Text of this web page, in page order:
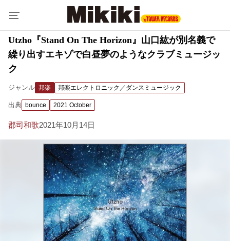
Utzho『Stand On The Horizon』山口紘が別名義で
繰り出すエキゾで白昼夢のようなクラブミュージッ
ク
ジャンル 邦楽 邦楽エレクトロニック／ダンスミュージック
出典 bounce 2021 October
郡司和歌2021年10月14日